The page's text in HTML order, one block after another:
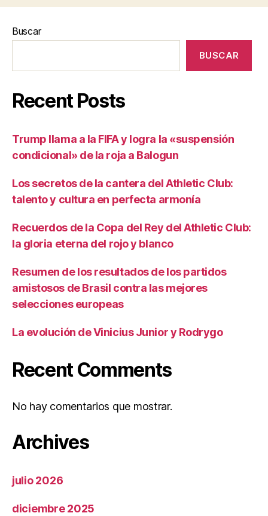
Buscar
BUSCAR
Recent Posts
Trump llama a la FIFA y logra la «suspensión
condicional» de la roja a Balogun
Los secretos de la cantera del Athletic Club:
talento y cultura en perfecta armonía
Recuerdos de la Copa del Rey del Athletic Club:
la gloria eterna del rojo y blanco
Resumen de los resultados de los partidos
amistosos de Brasil contra las mejores
selecciones europeas
La evolución de Vinicius Junior y Rodrygo
Recent Comments
No hay comentarios que mostrar.
Archives
julio 2026
diciembre 2025